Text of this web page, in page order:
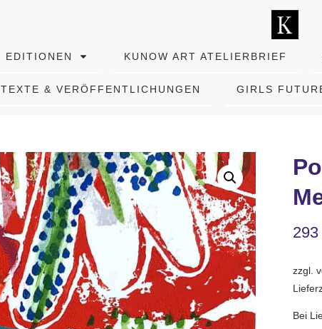
EDITIONEN KUNOW ART ATELIERBRIEF
TEXTE & VERÖFFENTLICHUNGEN GIRLS
293
zzgl.
Bei